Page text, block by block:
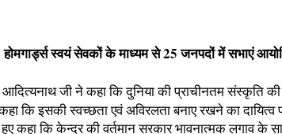
होमगार्ड्स स्वयं सेवकों के माध्यम से 25 जनपदों मेंसभाएं
जी ने कहा कि दुनिया की प्राचीनतम संस्कृति
कि इसकी स्वच्छता एवं अविरलता बनाए रखने का
कहा कि केन्द्र की वर्तमान सरकार भावनात्मक लगाव के